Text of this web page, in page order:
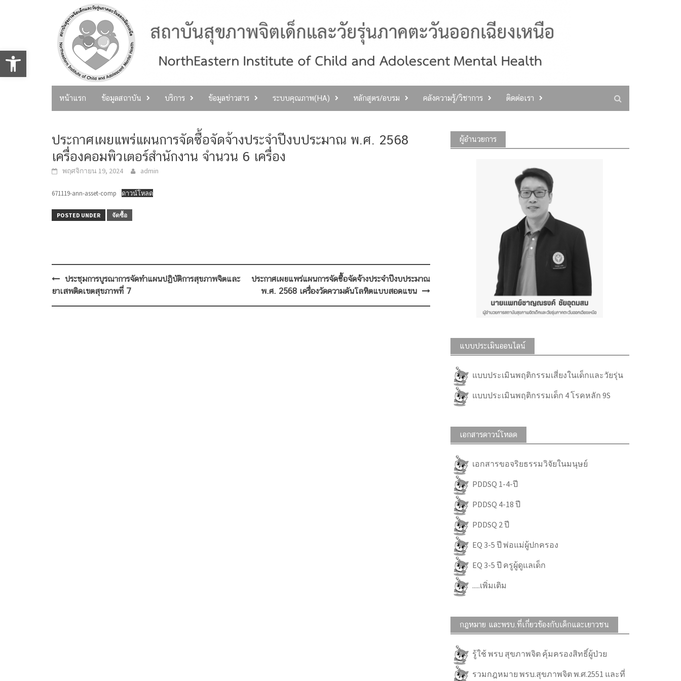
Open toolbar
หน้าแรก ข้อมูลสถาบัน บริการ ข้อมูลข่าวสาร ระบบคุณภาพ(HA) หลักสูตร/อบรม คลังความรู้/วิชาการ ติดต่อเรา
ประกาศเผยแพร่แผนการจัดซื้อจัดจ้างประจำปีงบประมาณ พ.ศ. 2568
เครื่องคอมพิวเตอร์สำนักงาน จำนวน 6 เครื่อง
พฤศจิกายน 19, 2024 admin
671119-ann-asset-comp ดาวน์โหลด
POSTED UNDER จัดซื้อ
Post
navigation
ประชุมการบูรณาการจัดทำแผนปฏิบัติการสุขภาพจิตและ
ยาเสพติดเขตสุขภาพที่ 7
ประกาศเผยแพร่แผนการจัดซื้อจัดจ้างประจำปีงบประมาณ
พ.ศ. 2568 เครื่องวัดความดันโลหิตแบบสอดแขน
ผู้อำนวยการ
แบบประเมินออนไลน์
แบบประเมินพฤติกรรมเสี่ยงในเด็กและวัยรุ่น
แบบประเมินพฤติกรรมเด็ก 4 โรคหลัก 9S
เอกสารดาวน์โหลด
เอกสารขอจริยธรรมวิจัยในมนุษย์
PDDSQ 1-4-ปี
PDDSQ 4-18 ปี
PDDSQ 2 ปี
EQ 3-5 ปี พ่อแม่ผู้ปกครอง
EQ 3-5 ปี ครูผู้ดูแลเด็ก
.....เพิ่มเติม
กฎหมาย และพรบ.ที่เกี่ยวข้องกับเด็กและเยาวชน
รู้ใช้ พรบ สุขภาพจิต คุ้มครองสิทธิ์ผู้ป่วย
รวมกฎหมาย พรบ.สุขภาพจิต พ.ศ.2551 และที่